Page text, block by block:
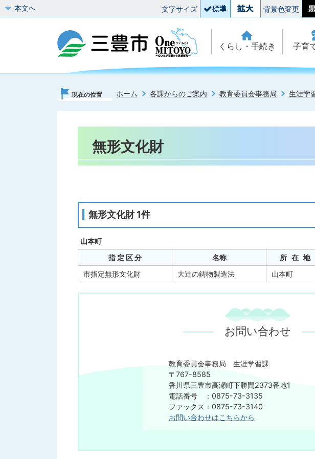
本文へ 文字サイズ 背景色変更
くらし・手続き 子育
現在の位置 ホーム 各課からのご案内 教育委員会事務局 生涯学
無形文化財
無形文化財 1件
山本町
指 定 区 分
名称 所 在 地
市指定無形文化財
大辻の鋳物製造法 山本町
お問い合わせ
教育委員会事務局 生涯学習課
〒767-8585
香川県三豊市高瀬町下勝間2373番地1
電話番号 ：0875-73-3135
ファックス：0875-73-3140
お問い合わせはこちらから